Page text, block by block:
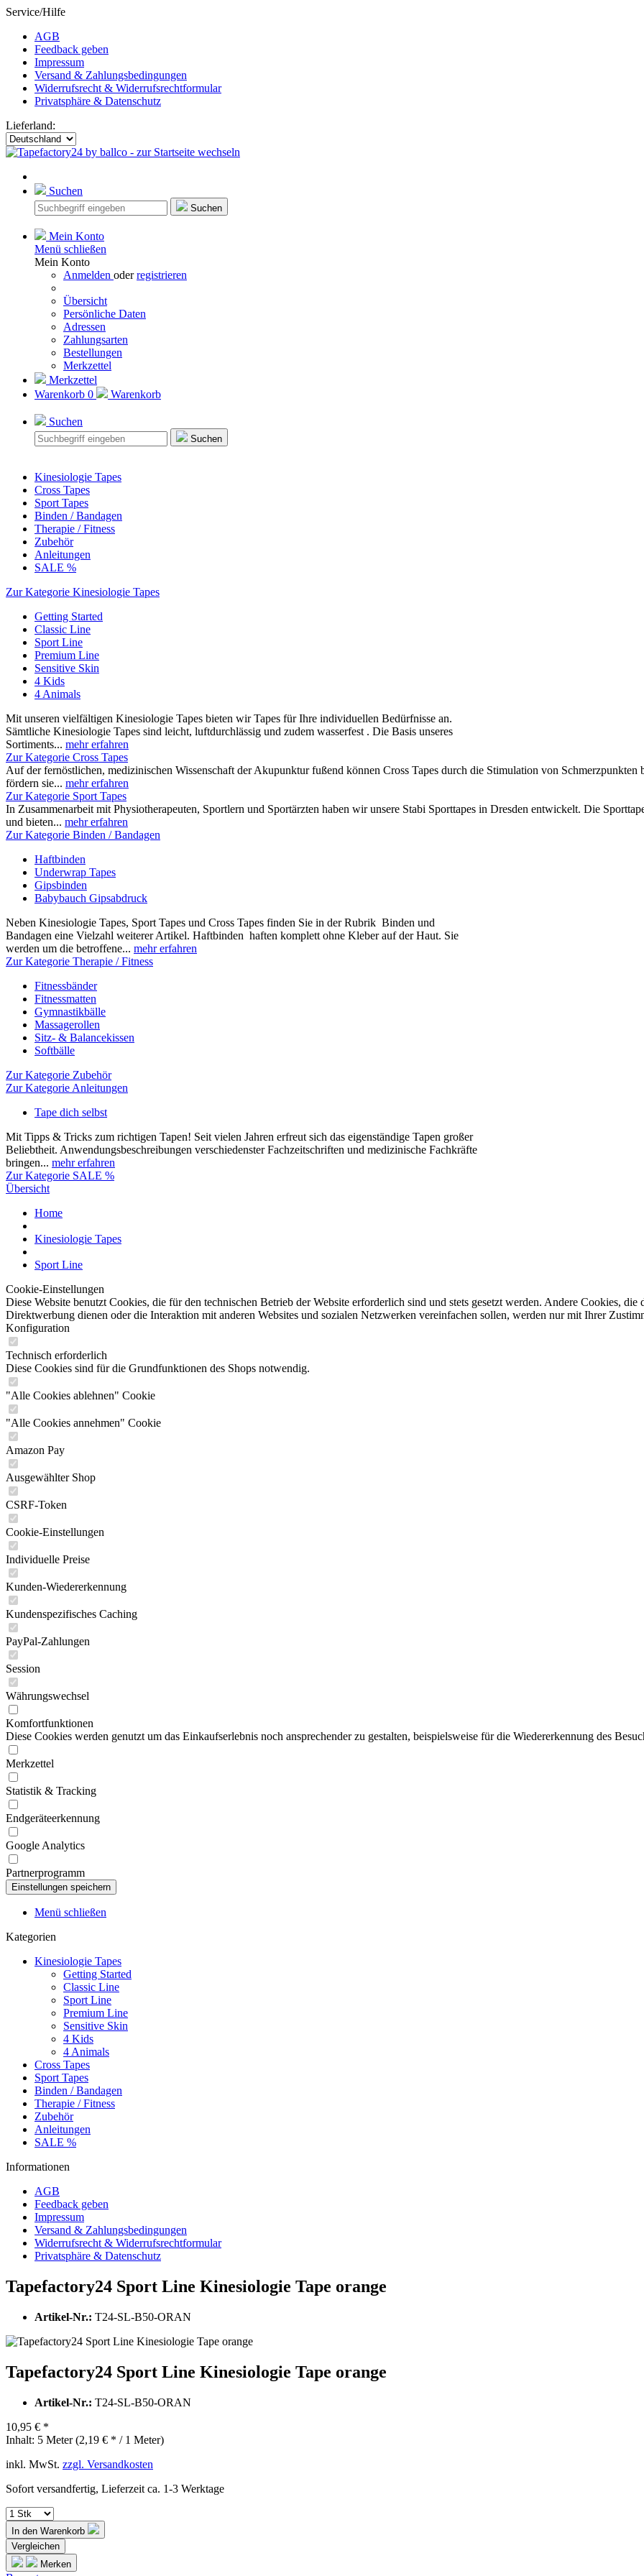
Service/Hilfe
AGB
Feedback geben
Impressum
Versand & Zahlungsbedingungen
Widerrufsrecht & Widerrufsrechtformular
Privatsphäre & Datenschutz
Lieferland:
Suchen
Suchen
Mein Konto
Menü schließen
Mein Konto
Anmelden oderregistrieren
Übersicht
Persönliche Daten
Adressen
Zahlungsarten
Bestellungen
Merkzettel
Merkzettel
Warenkorb 0 Warenkorb
Suchen
Suchen
Kinesiologie Tapes
Cross Tapes
Sport Tapes
Binden / Bandagen
Therapie / Fitness
Zubehör
Anleitungen
SALE %
Zur Kategorie Kinesiologie Tapes
Getting Started
Classic Line
Sport Line
Premium Line
Sensitive Skin
4 Kids
4 Animals
Mit unseren vielfältigen Kinesiologie Tapes bieten wir Tapes für Ihre individuellen Bedürfnisse an.
Sämtliche Kinesiologie Tapes sind leicht, luftdurchlässig und zudem wasserfest . Die Basis unseres
Sortiments... mehr erfahren
Zur Kategorie Cross Tapes
Auf der fernöstlichen, medizinischen Wissenschaft der Akupunktur fußend können Cross Tapes durch die Stimulation von
fördern sie... mehr erfahren
Zur Kategorie Sport Tapes
In Zusammenarbeit mit Physiotherapeuten, Sportlern und Sportärzten haben wir unsere Stabi Sporttapes in Dresden entwickelt. Die
und bieten... mehr erfahren
Zur Kategorie Binden / Bandagen
Haftbinden
Underwrap Tapes
Gipsbinden
Babybauch Gipsabdruck
Neben Kinesiologie Tapes, Sport Tapes und Cross Tapes finden Sie in der Rubrik Binden und
Bandagen eine Vielzahl weiterer Artikel. Haftbinden haften komplett ohne Kleber auf der Haut. Sie
werden um die betroffene... mehr erfahren
Zur Kategorie Therapie / Fitness
Fitnessbänder
Fitnessmatten
Gymnastikbälle
Massagerollen
Sitz- & Balancekissen
Softbälle
Zur Kategorie Zubehör
Zur Kategorie Anleitungen
Tape dich selbst
Mit Tipps & Tricks zum richtigen Tapen! Seit vielen Jahren erfreut sich das eigenständige Tapen großer
Beliebtheit. Anwendungsbeschreibungen verschiedenster Fachzeitschriften und medizinische Fachkräfte
bringen... mehr erfahren
Zur Kategorie SALE %
Übersicht
Home
Kinesiologie Tapes
Sport Line
Cookie-Einstellungen
Diese Website benutzt Cookies, die für den technischen Betrieb der Website erforderlich sind und stets gesetzt werden. Andere Cookies,
Direktwerbung dienen oder die Interaktion mit anderen Websites und sozialen Netzwerken vereinfachen sollen, werden nur mit Ihrer
Konfiguration
Technisch erforderlich
Diese Cookies sind für die Grundfunktionen des Shops notwendig.
"Alle Cookies ablehnen" Cookie
"Alle Cookies annehmen" Cookie
Amazon Pay
Ausgewählter Shop
CSRF-Token
Cookie-Einstellungen
Individuelle Preise
Kunden-Wiedererkennung
Kundenspezifisches Caching
PayPal-Zahlungen
Session
Währungswechsel
Komfortfunktionen
Diese Cookies werden genutzt um das Einkaufserlebnis noch ansprechender zu gestalten, beispielsweise für die Wiedererkennung des
Merkzettel
Statistik & Tracking
Endgeräteerkennung
Google Analytics
Partnerprogramm
Menü schließen
Kategorien
Kinesiologie Tapes
Getting Started
Classic Line
Sport Line
Premium Line
Sensitive Skin
4 Kids
4 Animals
Cross Tapes
Sport Tapes
Binden / Bandagen
Therapie / Fitness
Zubehör
Anleitungen
SALE %
Informationen
AGB
Feedback geben
Impressum
Versand & Zahlungsbedingungen
Widerrufsrecht & Widerrufsrechtformular
Privatsphäre & Datenschutz
Tapefactory24 Sport Line Kinesiologie Tape orange
Artikel-Nr.: T24-SL-B50-ORAN
Tapefactory24 Sport Line Kinesiologie Tape orange
Artikel-Nr.: T24-SL-B50-ORAN
10,95 € *
Inhalt: 5 Meter (2,19 € * / 1 Meter)
inkl. MwSt. zzgl. Versandkosten
Sofort versandfertig, Lieferzeit ca. 1-3 Werktage
In den Warenkorb
Vergleichen
Merken